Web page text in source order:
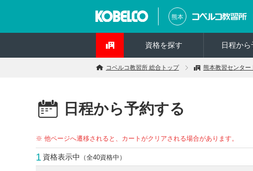
熊本
資格を探す 日程から
コベルコ教習所 総合トップ 熊本教習センター
日程から予約する
※ 他ページへ遷移されると、カートがクリアされる場合があります。
1 資格表示中 （全40資格中）